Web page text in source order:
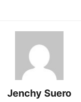
Jenchy Suero